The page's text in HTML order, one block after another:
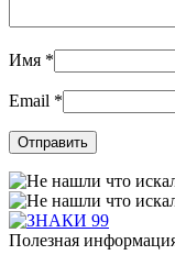
Имя *
Email *
Полезная